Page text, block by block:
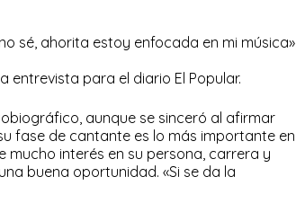
sé, ahorita estoy enfocada en mi música»,
entrevista para el diario El Popular.
aunque se sinceró al afirmar
fase de cantante es lo más importante en
mucho interés en su persona, carrera y
buena oportunidad. «Si se da la